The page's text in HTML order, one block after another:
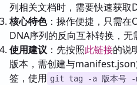
列相关文档时，需要快速获取
核心特色：操作便捷，只需
DNA序列的反向互补转换，无
使用建议 ：先按照此链接的说
版本，需创建与
签，使用 git tag -a 版本号 -